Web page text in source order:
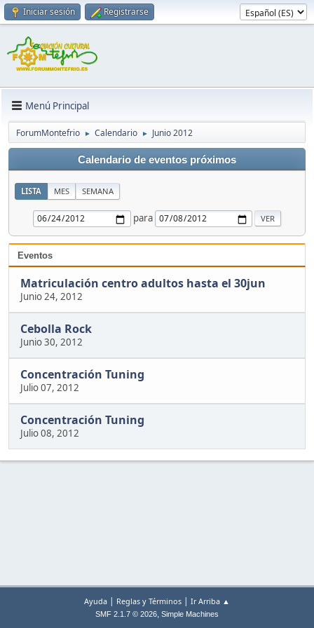
Iniciar sesión Registrarse
Menú Principal
ForumMontefrio ► Calendario ► Junio 2012
Calendario de eventos próximos
LISTA MES SEMANA
para
Eventos
Matriculación centro adultos hasta el 30jun
Junio 24, 2012
Cebolla Rock
Junio 30, 2012
Concentración Tuning
Julio 07, 2012
Concentración Tuning
Julio 08, 2012
Ayuda | Reglas y Términos | Ir Arriba ▲
SMF 2.1.7 © 2026, Simple Machines